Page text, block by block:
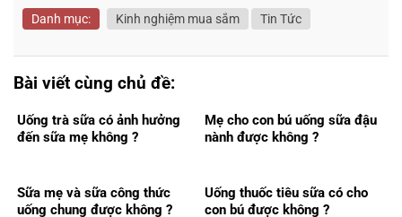
Danh mục: Kinh nghiệm mua sắm Tin Tức
Bài viết cùng chủ đề:
Uống trà sữa có ảnh hưởng
đến sữa mẹ không ?
Mẹ cho con bú uống sữa đậu
nành được không ?
Sữa mẹ và sữa công thức
uống chung được không ?
Uống thuốc tiêu sữa có cho
con bú được không ?